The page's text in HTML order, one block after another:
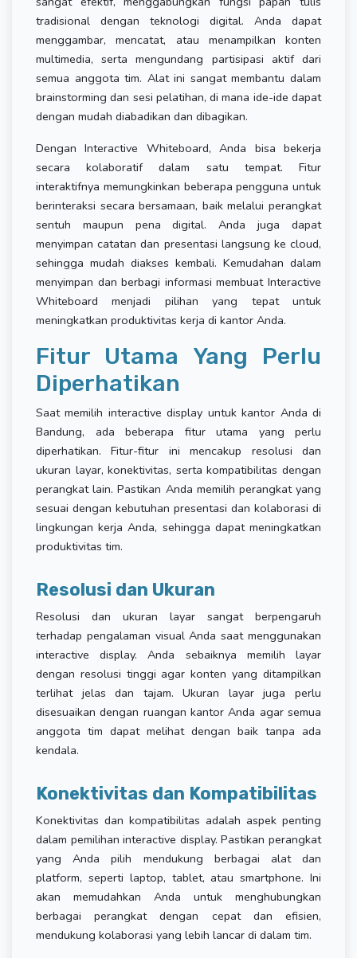
tradisional dengan teknologi digital. Anda dapat
menggambar, mencatat, atau menampilkan konten
multimedia, serta mengundang partisipasi aktif dari
semua anggota tim. Alat ini sangat membantu dalam
brainstorming dan sesi pelatihan, di mana ide-ide dapat
dengan mudah diabadikan dan dibagikan.
Dengan Interactive Whiteboard, Anda bisa bekerja
secara kolaboratif dalam satu tempat. Fitur
interaktifnya memungkinkan beberapa pengguna untuk
berinteraksi secara bersamaan, baik melalui perangkat
sentuh maupun pena digital. Anda juga dapat
menyimpan catatan dan presentasi langsung ke cloud,
sehingga mudah diakses kembali. Kemudahan dalam
menyimpan dan berbagi informasi membuat Interactive
Whiteboard menjadi pilihan yang tepat untuk
meningkatkan produktivitas kerja di kantor Anda.
Fitur Utama Yang Perlu
Diperhatikan
Saat memilih interactive display untuk kantor Anda di
Bandung, ada beberapa fitur utama yang perlu
diperhatikan. Fitur-fitur ini mencakup resolusi dan
ukuran layar, konektivitas, serta kompatibilitas dengan
perangkat lain. Pastikan Anda memilih perangkat yang
sesuai dengan kebutuhan presentasi dan kolaborasi di
lingkungan kerja Anda, sehingga dapat meningkatkan
produktivitas tim.
Resolusi dan Ukuran
Resolusi dan ukuran layar sangat berpengaruh
terhadap pengalaman visual Anda saat menggunakan
interactive display. Anda sebaiknya memilih layar
dengan resolusi tinggi agar konten yang ditampilkan
terlihat jelas dan tajam. Ukuran layar juga perlu
disesuaikan dengan ruangan kantor Anda agar semua
anggota tim dapat melihat dengan baik tanpa ada
kendala.
Konektivitas dan Kompatibilitas
Konektivitas dan kompatibilitas adalah aspek penting
dalam pemilihan interactive display. Pastikan perangkat
yang Anda pilih mendukung berbagai alat dan
platform, seperti laptop, tablet, atau smartphone. Ini
akan memudahkan Anda untuk menghubungkan
berbagai perangkat dengan cepat dan efisien,
mendukung kolaborasi yang lebih lancar di dalam tim.